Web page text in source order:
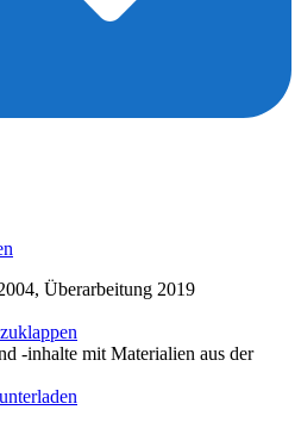
Überarbeitung 2019
-inhalte mit Materialien aus der